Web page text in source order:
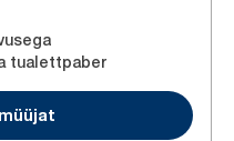
tualettpaber